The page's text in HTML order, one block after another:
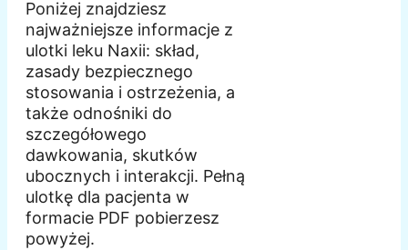
Poniżej znajdziesz
najważniejsze informacje z
ulotki leku Naxii: skład,
zasady bezpiecznego
stosowania i ostrzeżenia, a
także odnośniki do
szczegółowego
dawkowania, skutków
ubocznych i interakcji. Pełną
ulotkę dla pacjenta w
formacie PDF pobierzesz
powyżej.